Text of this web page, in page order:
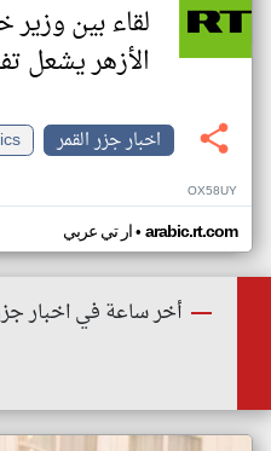
لقاء بين
الأزهر يشعل
اخبار جزر القمر
OX58UY
ار تي عربي• arabic.rt.com
أخر ساعة في اخبار